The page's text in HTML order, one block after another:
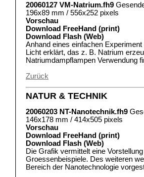
20060127 VM-Natrium.fh9
196x89 mm / 556x252 pixels
Vorschau
Download FreeHand (print)
Download Flash (Web)
Anhand eines einfachen
Licht erklärt, das z. B. Natrium
Natriumdampflampen Verwendung
Zurück
NATUR & TECHNIK
20060203 NT-Nanotechnik.fh9
146x178 mm / 414x505 pixels
Vorschau
Download FreeHand (print)
Download Flash (Web)
Die Grafik vermittelt eine
Groessenbeispiele. Des weiteren
Bereich der Nanotechnologie